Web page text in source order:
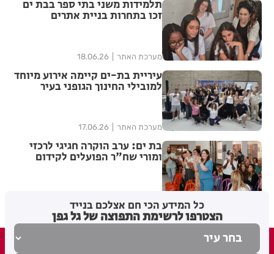
תלמידות משני בתי ספר בבת ים
זכו בתחרות בניית אתרים
מערכת האתר 18.06.26
עיריית בת-ים קיימה אירוע מיוחד
למובילי החינוך הגופני בעיר
מערכת האתר 17.06.26
בת ים: ערב הוקרה חגיגי לרכזי
ומורי שח"ר הפועלים לקידום
כל המידע הכי חם אצלכם בנייד
הצטרפו לרשימת התפוצה של גל גפן